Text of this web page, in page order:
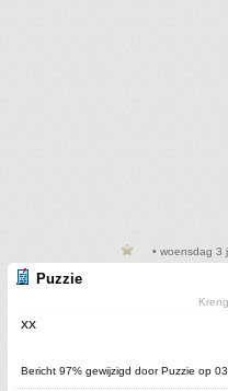
• woensdag 3
Puzzie
xx
Bericht 97% gewijzigd door Puzzie op